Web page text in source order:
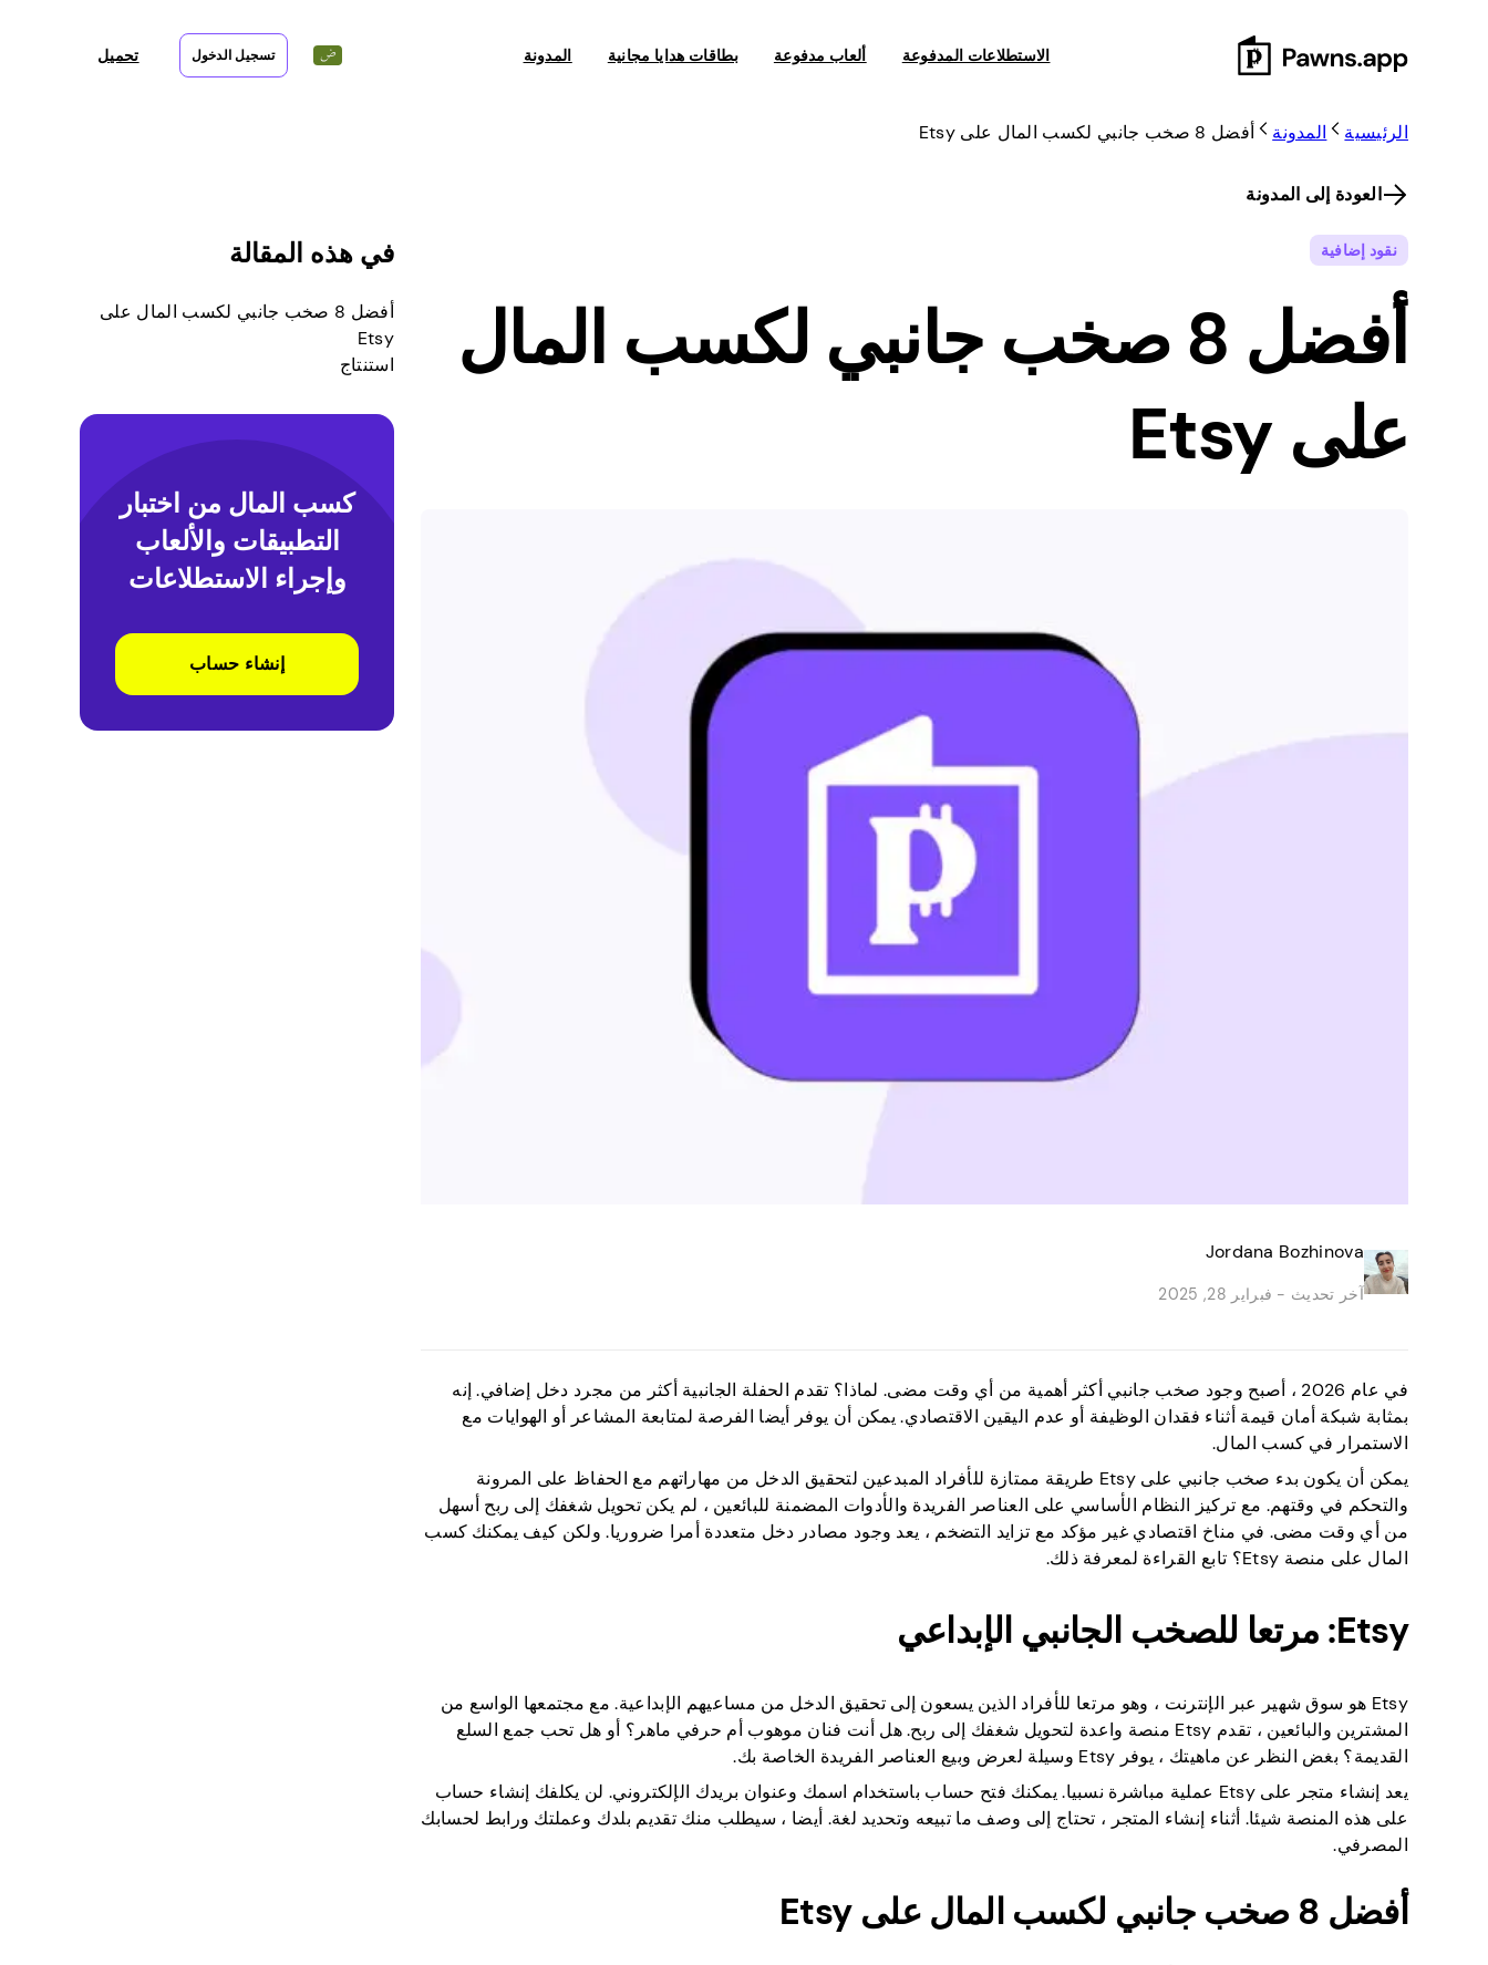
الاستطلاعات المدفوعة ألعاب مدفوعة بطاقات هدايا مجانية المدونة تسجيل الدخول تحميل
الرئيسية المدونة أفضل 8 صخب جانبي لكسب المال على Etsy
العودة إلى المدونة
نقود إضافية
أفضل 8 صخب جانبي لكسب المال
على Etsy
Jordana Bozhinova
آخر تحديث - فبراير 28, 2025
في عام 2026 ، أصبح وجود صخب جانبي أكثر أهمية من أي وقت مضى. لماذا؟ تقدم الحفلة الجانبية أكثر من مجرد دخل إضافي. إنه
بمثابة شبكة أمان قيمة أثناء فقدان الوظيفة أو عدم اليقين الاقتصادي. يمكن أن يوفر أيضا الفرصة لمتابعة المشاعر أو الهوايات مع
الاستمرار في كسب المال.
يمكن أن يكون بدء صخب جانبي على Etsy طريقة ممتازة للأفراد المبدعين لتحقيق الدخل من مهاراتهم مع الحفاظ على المرونة
والتحكم في وقتهم. مع تركيز النظام الأساسي على العناصر الفريدة والأدوات المضمنة للبائعين ، لم يكن تحويل شغفك إلى ربح أسهل
من أي وقت مضى. في مناخ اقتصادي غير مؤكد مع تزايد التضخم ، يعد وجود مصادر دخل متعددة أمرا ضروريا. ولكن كيف يمكنك كسب
المال على منصة Etsy؟ تابع القراءة لمعرفة ذلك.
Etsy: مرتعا للصخب الجانبي الإبداعي
Etsy هو سوق شهير عبر الإنترنت ، وهو مرتعا للأفراد الذين يسعون إلى تحقيق الدخل من مساعيهم الإبداعية. مع مجتمعها الواسع من
المشترين والبائعين ، تقدم Etsy منصة واعدة لتحويل شغفك إلى ربح. هل أنت فنان موهوب أم حرفي ماهر؟ أو هل تحب جمع السلع
القديمة؟ بغض النظر عن ماهيتك ، يوفر Etsy وسيلة لعرض وبيع العناصر الفريدة الخاصة بك.
يعد إنشاء متجر على Etsy عملية مباشرة نسبيا. يمكنك فتح حساب باستخدام اسمك وعنوان بريدك الإلكتروني. لن يكلفك إنشاء حساب
على هذه المنصة شيئا. أثناء إنشاء المتجر ، تحتاج إلى وصف ما تبيعه وتحديد لغة. أيضا ، سيطلب منك تقديم بلدك وعملتك ورابط لحسابك
المصرفي.
أفضل 8 صخب جانبي لكسب المال على Etsy
في هذه المقالة
أفضل 8 صخب جانبي لكسب المال على
Etsy
استنتاج
كسب المال من اختبار
التطبيقات والألعاب
وإجراء الاستطلاعات
إنشاء حساب